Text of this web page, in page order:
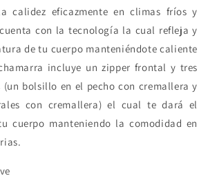
calidez eficazmente en climas fríos y
con la tecnología la cual refleja y
de tu cuerpo manteniéndote caliente
incluye un zipper frontal y tres
bolsillo en el pecho con cremallera y
con cremallera) el cual te dará el
cuerpo manteniendo la comodidad en